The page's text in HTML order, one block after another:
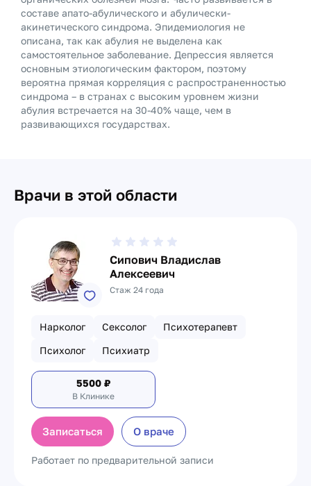
составе апато-абулического и абулически-
акинетического синдрома. Эпидемиология не
описана, так как абулия не выделена как
самостоятельное заболевание. Депрессия является
основным этиологическим фактором, поэтому
вероятна прямая корреляция с распространенностью
синдрома – в странах с высоким уровнем жизни
абулия встречается на 30-40% чаще, чем в
развивающихся государствах.
Врачи в этой области
Сипович Владислав
Алексеевич
Стаж 24 года
Нарколог Сексолог
Психотерапевт
Психолог
Психиатр
5500 ₽
В Клинике
Записаться О враче
Работает по предварительной записи